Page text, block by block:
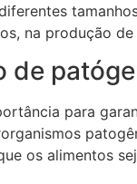
na produção
de
para
os alimentos